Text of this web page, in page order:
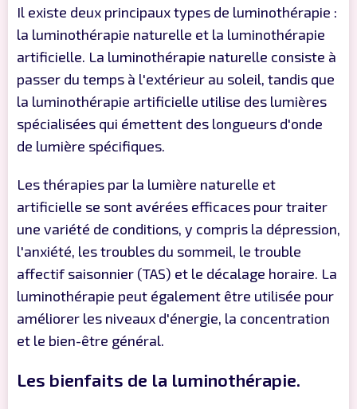
Il existe deux principaux types de luminothérapie :
la luminothérapie naturelle et la luminothérapie
artificielle. La luminothérapie naturelle consiste à
passer du temps à l'extérieur au soleil, tandis que
la luminothérapie artificielle utilise des lumières
spécialisées qui émettent des longueurs d'onde
de lumière spécifiques.
Les thérapies par la lumière naturelle et
artificielle se sont avérées efficaces pour traiter
une variété de conditions, y compris la dépression,
l'anxiété, les troubles du sommeil, le trouble
affectif saisonnier (TAS) et le décalage horaire. La
luminothérapie peut également être utilisée pour
améliorer les niveaux d'énergie, la concentration
et le bien-être général.
Les bienfaits de la luminothérapie.